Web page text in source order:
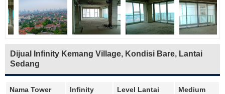
Dijual Infinity Kemang Village, Kondisi Bare, Lantai
Sedang
Nama Tower Infinity Level Lantai
Medium